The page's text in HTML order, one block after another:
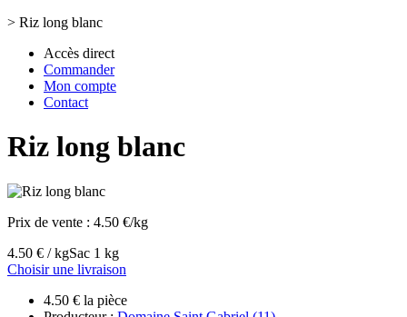
> Riz long blanc
Accès direct
Commander
Mon compte
Contact
Riz long blanc
Prix de vente : 4.50 €/kg
4.50 € / kgSac 1 kg
Choisir une livraison
4.50 € la pièce